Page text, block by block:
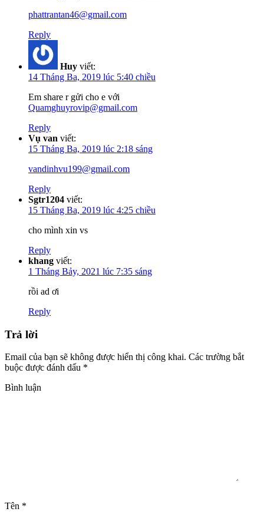
phattrantan46@gmail.com
Reply
Huy viết:
14 Tháng Ba, 2019 lúc 5:40 chiều
Em share r gửi cho e với
Quamghuyrovip@gmail.com
Reply
Vụ van viết:
15 Tháng Ba, 2019 lúc 2:18 sáng
vandinhvu199@gmail.com
Reply
Sgtr1204 viết:
15 Tháng Ba, 2019 lúc 4:25 chiều
cho mình xin vs
Reply
khang viết:
1 Tháng Bảy, 2021 lúc 7:35 sáng
rồi ad ơi
Reply
Trả lời
Email của bạn sẽ không được hiển thị công khai. Các trường bắt
buộc được đánh dấu *
Bình luận
Tên *